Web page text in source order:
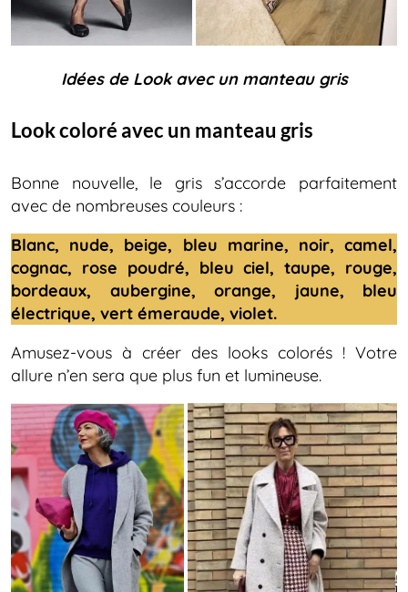
Idées de Look avec un manteau gris
Look coloré avec un manteau gris
Bonne nouvelle, le gris s’accorde parfaitement
avec de nombreuses couleurs :
Blanc, nude, beige, bleu marine, noir, camel,
cognac, rose poudré, bleu ciel, taupe, rouge,
bordeaux, aubergine, orange, jaune, bleu
électrique, vert émeraude, violet.
Amusez-vous à créer des looks colorés ! Votre
allure n’en sera que plus fun et lumineuse.